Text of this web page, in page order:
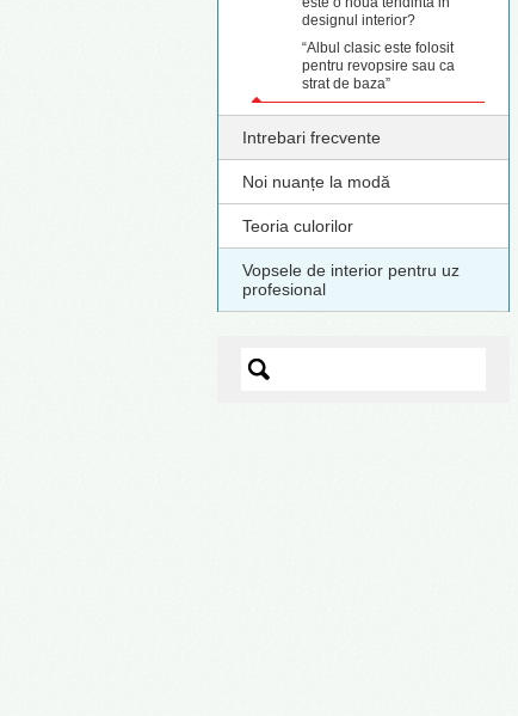
designul interior?
“Albul clasic este folosit
pentru revopsire sau ca
strat de baza”
Intrebari frecvente
Noi nuanțe la modă
Teoria culorilor
Vopsele de interior pentru uz
profesional